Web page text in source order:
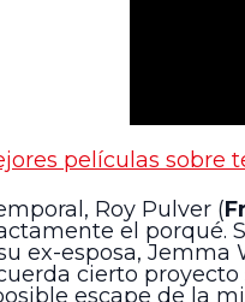
películas sobre
Roy Pulver (
el porqué.
ex-esposa, Jemma
cierto
escape de la